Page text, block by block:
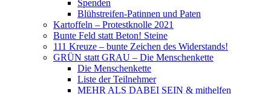
Spenden
Blühstreifen-Patinnen und Paten
Kartoffeln – Protestknolle 2021
Bunte Feld statt Beton! Steine
111 Kreuze – bunte Zeichen des Widerstands!
GRÜN statt GRAU – Die Menschenkette
Die Menschenkette
Liste der Teilnehmer
MEHR ALS DABEI SEIN & mithelfen